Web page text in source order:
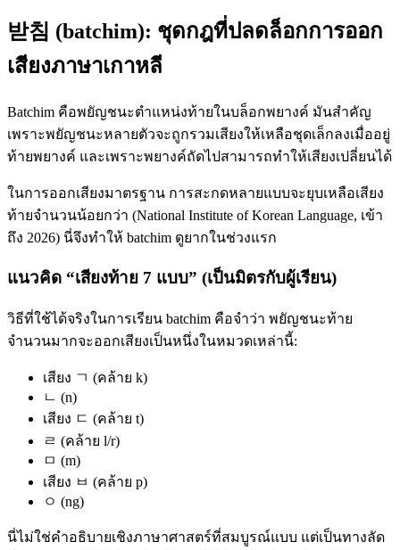
받침 (batchim): ชุดกฎที่ปลดล็อกการออก
เสียงภาษาเกาหลี
Batchim คือพยัญชนะตำแหน่งท้ายในบล็อกพยางค์ มันสำคัญ
เพราะพยัญชนะหลายตัวจะถูกรวมเสียงให้เหลือชุดเล็กลงเมื่ออยู่
ท้ายพยางค์ และเพราะพยางค์ถัดไปสามารถทำให้เสียงเปลี่ยนได้
ในการออกเสียงมาตรฐาน การสะกดหลายแบบจะยุบเหลือเสียง
ท้ายจำนวนน้อยกว่า (National Institute of Korean Language, เข้า
ถึง 2026) นี่จึงทำให้ batchim ดูยากในช่วงแรก
แนวคิด “เสียงท้าย 7 แบบ” (เป็นมิตรกับผู้เรียน)
วิธีที่ใช้ได้จริงในการเรียน batchim คือจำว่า พยัญชนะท้าย
จำนวนมากจะออกเสียงเป็นหนึ่งในหมวดเหล่านี้:
เสียง ㄱ (คล้าย k)
ㄴ (n)
เสียง ㄷ (คล้าย t)
ㄹ (คล้าย l/r)
ㅁ (m)
เสียง ㅂ (คล้าย p)
ㅇ (ng)
นี่ไม่ใช่คำอธิบายเชิงภาษาศาสตร์ที่สมบูรณ์แบบ แต่เป็นทางลัด